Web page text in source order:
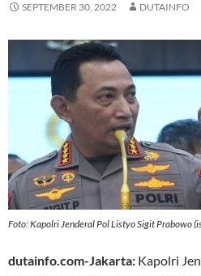
SEPTEMBER 30, 2022 DUTAINFO
Foto: Kapolri Jenderal Pol Listyo Sigit Prabowo
dutainfo.com-Jakarta: Kapolri